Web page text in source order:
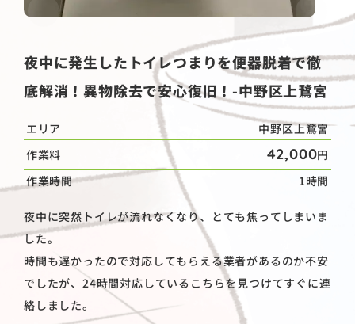
夜中に発生したトイレつまりを便器脱着で徹
底解消！異物除去で安心復旧！-中野区上鷺宮
エリア
中野区上鷺宮
作業料
42,000円
作業時間
1時間
夜中に突然トイレが流れなくなり、とても焦ってしまいま
した。
時間も遅かったので対応してもらえる業者があるのか不安
でしたが、24時間対応しているこちらを見つけてすぐに連
絡しました。